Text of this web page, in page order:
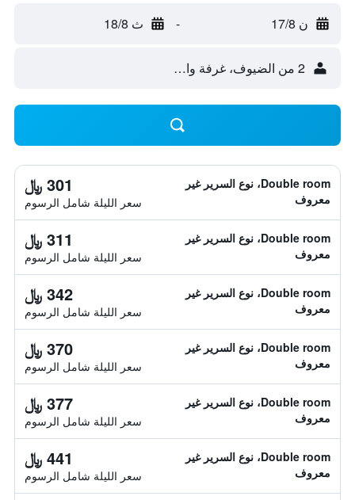
ن 17/8 - ث 18/8
2 من الضيوف، غرفة واحدة
Double room، نوع السرير غير
معروف
301 ﷼
سعر الليلة شامل الرسوم
Double room، نوع السرير غير
معروف
311 ﷼
سعر الليلة شامل الرسوم
Double room، نوع السرير غير
معروف
342 ﷼
سعر الليلة شامل الرسوم
Double room، نوع السرير غير
معروف
370 ﷼
سعر الليلة شامل الرسوم
Double room، نوع السرير غير
معروف
377 ﷼
سعر الليلة شامل الرسوم
Double room، نوع السرير غير
معروف
441 ﷼
سعر الليلة شامل الرسوم